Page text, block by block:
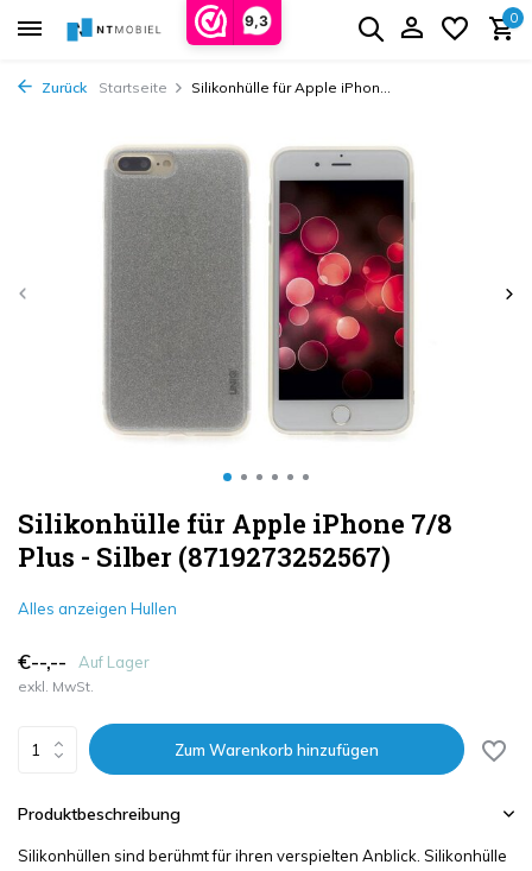
9,3 0
Zurück Startseite Silikonhülle für Apple iPhon...
Silikonhülle für Apple iPhone 7/8
Plus - Silber (8719273252567)
Alles anzeigen Hullen
€--,-- Auf Lager
exkl. MwSt.
Zum Warenkorb hinzufügen
Produktbeschreibung
Silikonhüllen sind berühmt für ihren verspielten Anblick. Silikonhülle